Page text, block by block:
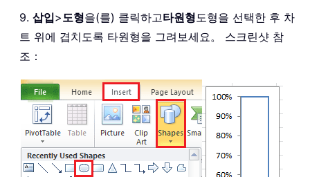
9. 삽입>도형을(를) 클릭하고타원형도형을 선택한 후 차
트 위에 겹치도록 타원형을 그려보세요。 스크린샷 참
조：